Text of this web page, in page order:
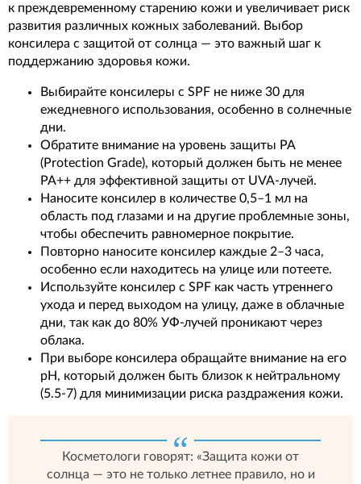
к преждевременному старению кожи и увеличивает риск
развития различных кожных заболеваний. Выбор
консилера с защитой от солнца — это важный шаг к
поддержанию здоровья кожи.
Выбирайте консилеры с SPF не ниже 30 для
ежедневного использования, особенно в солнечные
дни.
Обратите внимание на уровень защиты PA
(Protection Grade), который должен быть не менее
PA++ для эффективной защиты от UVA-лучей.
Наносите консилер в количестве 0,5–1 мл на
область под глазами и на другие проблемные зоны,
чтобы обеспечить равномерное покрытие.
Повторно наносите консилер каждые 2–3 часа,
особенно если находитесь на улице или потеете.
Используйте консилер с SPF как часть утреннего
ухода и перед выходом на улицу, даже в облачные
дни, так как до 80% УФ-лучей проникают через
облака.
При выборе консилера обращайте внимание на его
pH, который должен быть близок к нейтральному
(5.5-7) для минимизации риска раздражения кожи.
Косметологи говорят: «Защита кожи от
солнца — это не только летнее правило, но и